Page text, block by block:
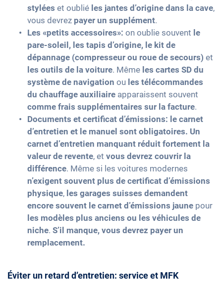
stylées et oublié les jantes d’origine dans la cave,
vous devrez payer un supplément.
Les «petits accessoires»: on oublie souvent le
pare-soleil, les tapis d’origine, le kit de
dépannage (compresseur ou roue de secours) et
les outils de la voiture. Même les cartes SD du
système de navigation ou les télécommandes
du chauffage auxiliaire apparaissent souvent
comme frais supplémentaires sur la facture.
Documents et certificat d’émissions: le carnet
d’entretien et le manuel sont obligatoires. Un
carnet d’entretien manquant réduit fortement la
valeur de revente, et vous devrez couvrir la
différence. Même si les voitures modernes
n’exigent souvent plus de certificat d’émissions
physique, les garages suisses demandent
encore souvent le carnet d’émissions jaune pour
les modèles plus anciens ou les véhicules de
niche. S’il manque, vous devrez payer un
remplacement.
Éviter un retard d’entretien: service et MFK